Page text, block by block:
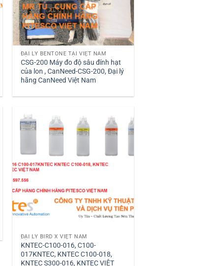
ĐẠI LÝ BENTONE TẠI VIỆT NAM
CSG-200 Máy đo độ sâu đính hạt
của lon , CanNeed-CSG-200, Đại lý
hãng CanNeed Việt Nam
ĐẠI LÝ BIRD X VIỆT NAM
KNTEC-C100-016, C100-
017KNTEC, KNTEC C100-018,
KNTEC S300-016, KNTEC VIỆT